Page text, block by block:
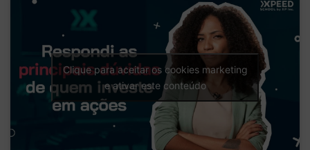
Clique para aceitar os cookies marketing
e ativar este conteúdo